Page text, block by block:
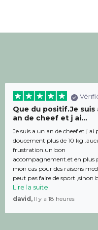
Que du positif.Je suis
an de cheef et j ai...
Je suis a un an de cheef et j ai
doucement plus de 10 kg
frustration.un bon
accompagnement.et en plus
mon cas pour des raisons
peut pas faire de sport ,sinon
Lire la suite
david, Il y a 18 heures